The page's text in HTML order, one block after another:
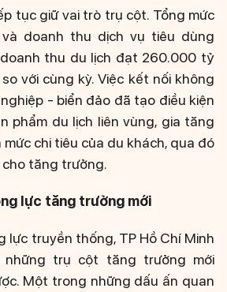
tục giữ vai trò trụ cột. Tổng mức
doanh thu dịch vụ tiêu dùng
thu du lịch đạt 260.000 tỷ
với cùng kỳ. Việc kết nối không
- biển đảo đã tạo điều kiện
phẩm du lịch liên vùng, gia tăng
chi tiêu của du khách, qua đó
tăng trưởng.
lực tăng trưởng mới
lực truyền thống, TP Hồ Chí Minh
những trụ cột tăng trưởng mới
Một trong những dấu ấn quan